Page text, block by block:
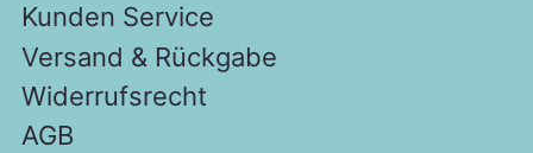
Kunden Service
Versand & Rückgabe
Widerrufsrecht
AGB